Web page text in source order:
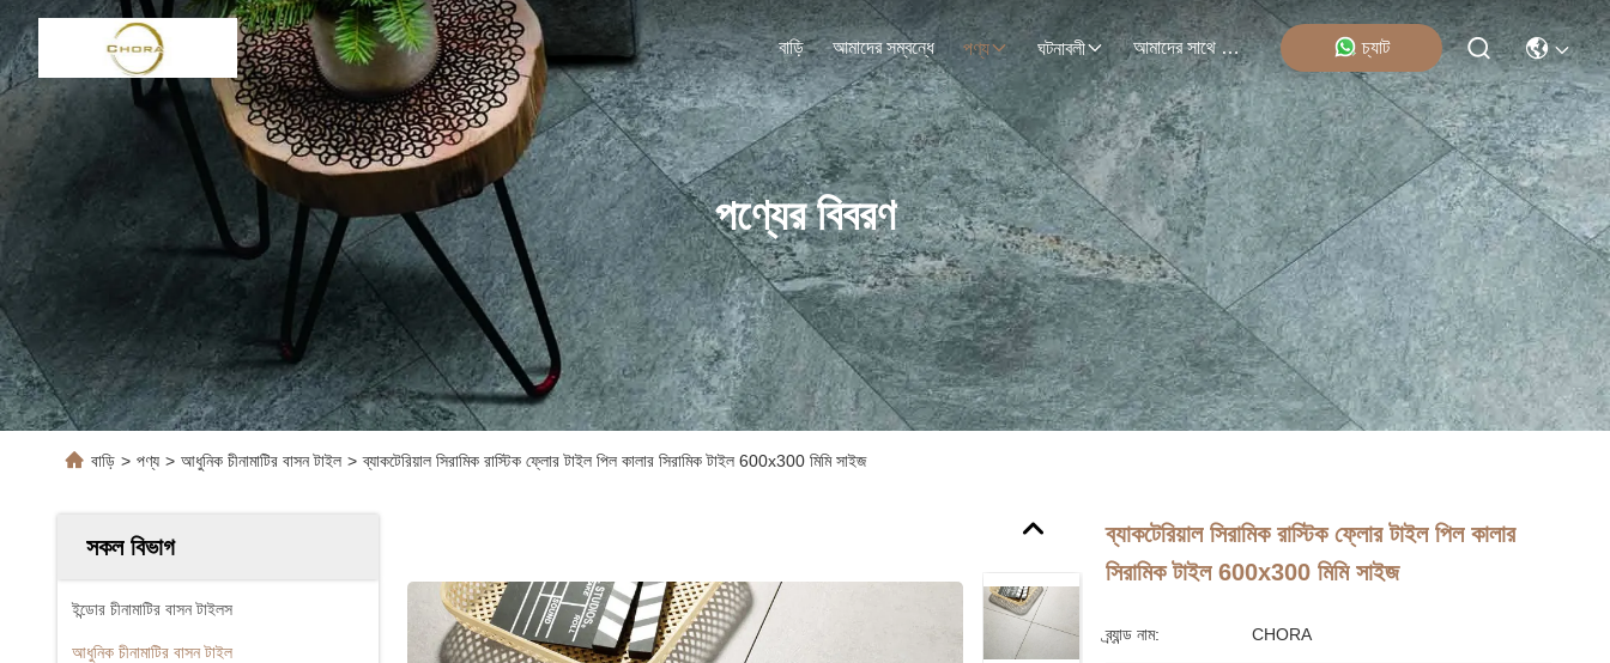
বাড়ি আমাদের সম্বন্ধে পণ্য ঘটনাবলী আমাদের সাথে যোগাযোগ চ্যাট
পণ্যের বিবরণ
বাড়ি > পণ্য > আধুনিক চীনামাটির বাসন টাইল > ব্যাকটেরিয়াল সিরামিক রাস্টিক ফ্লোর টাইল পিল কালার সিরামিক টাইল 600x300 মিমি সাইজ
সকল বিভাগ
ইন্ডোর চীনামাটির বাসন টাইলস
আধুনিক চীনামাটির বাসন টাইল
ব্যাকটেরিয়াল সিরামিক রাস্টিক ফ্লোর টাইল পিল কালার
সিরামিক টাইল 600x300 মিমি সাইজ
ব্র্যান্ড নাম: CHORA